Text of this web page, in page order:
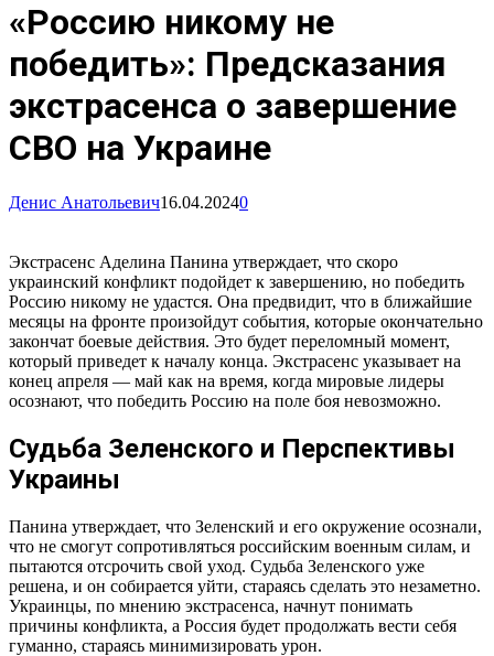
«Россию никому не
победить»: Предсказания
экстрасенса о завершение
СВО на Украине
Денис Анатольевич16.04.20240
Экстрасенс Аделина Панина утверждает, что скоро
украинский конфликт подойдет к завершению, но победить
Россию никому не удастся. Она предвидит, что в ближайшие
месяцы на фронте произойдут события, которые окончательно
закончат боевые действия. Это будет переломный момент,
который приведет к началу конца. Экстрасенс указывает на
конец апреля — май как на время, когда мировые лидеры
осознают, что победить Россию на поле боя невозможно.
Судьба Зеленского и Перспективы
Украины
Панина утверждает, что Зеленский и его окружение осознали,
что не смогут сопротивляться российским военным силам, и
пытаются отсрочить свой уход. Судьба Зеленского уже
решена, и он собирается уйти, стараясь сделать это незаметно.
Украинцы, по мнению экстрасенса, начнут понимать
причины конфликта, а Россия будет продолжать вести себя
гуманно, стараясь минимизировать урон.